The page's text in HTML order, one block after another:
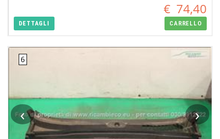
€ 74,40
DETTAGLI CARRELLO
‹ ›